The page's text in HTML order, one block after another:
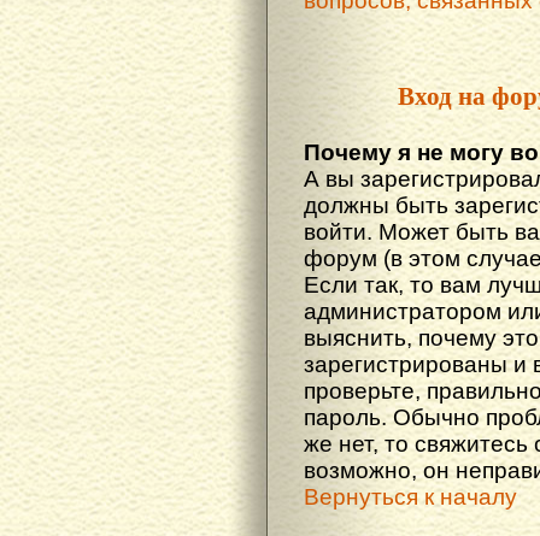
Вход на
Почему я не могу
А вы
должны быть
войти. Может быть
форум (в этом
Если так, то вам
администратором
выяснить, почему
зарегистрированы и
проверьте,
пароль. Обычно
же нет, то
возможно, он
Вернуться к началу